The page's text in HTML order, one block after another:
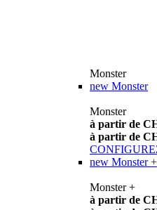
Monster
new Monster
Monster
à partir de
à partir de
new Monster +
Monster +
à partir de